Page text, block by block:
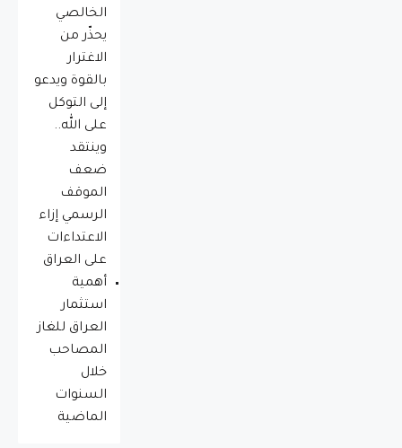
الخالصي
يحذّر من
الاغترار
بالقوة ويدعو
إلى التوكل
على الله..
وينتقد
ضعف
الموقف
الرسمي إزاء
الاعتداءات
على العراق
أهمية
استثمار
العراق للغاز
المصاحب
خلال
السنوات
الماضية